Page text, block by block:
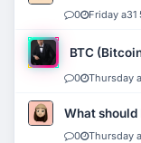
0 Friday a31
BTC
0 Thursday
What should
0 Thursday